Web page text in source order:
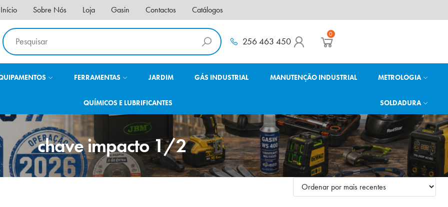
Início Sobre Nós Loja Gasin Contactos Catálogos
256 463 450
0
FERRAMENTAS JARDIM GÁS INDUSTRIAL MANUTENÇÃO INDUSTRIAL METROLOGIA
QUÍMICOS E LUBRIFICANTES SOLDADURA
chave impacto 1/2